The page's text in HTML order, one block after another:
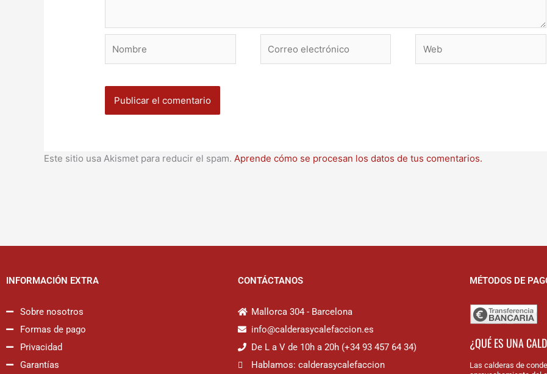
electrónico
Este sitio usa Akismet para reducir el spam. Aprende cómo se procesan los datos de tus comentarios.
INFORMACIÓN EXTRA
Sobre nosotros
Formas de pago
Privacidad
Garantías
CONTÁCTANOS
Mallorca 304 - Barcelona
info@calderasycalefaccion.es
De L a V de 10h a 20h (+34 93 457 64 34)
Hablamos: calderasycalefaccion
MÉTODOS DE
¿QUÉ ES UNA
Las calderas de